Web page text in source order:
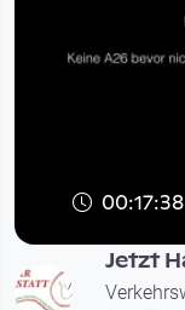
00:17:38
Jetzt